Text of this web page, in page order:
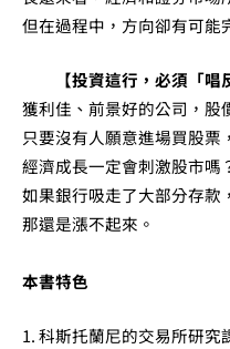
但在過程中，方向卻有可能
【投資這行，必須「唱反
獲利佳、前景好的公司，股
只要沒有人願意進場買股票
經濟成長一定會刺激股市嗎
如果銀行吸走了大部分存款
那還是漲不起來。
本書特色
1. 科斯托蘭尼的交易所研究